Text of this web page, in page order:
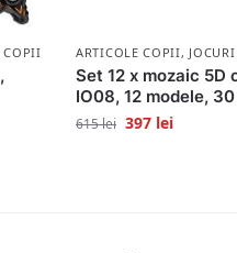
COPII ARTICOLE COPII,
Set 12 x mozaic 5D
IO08, 12 modele,
615lei 397 lei